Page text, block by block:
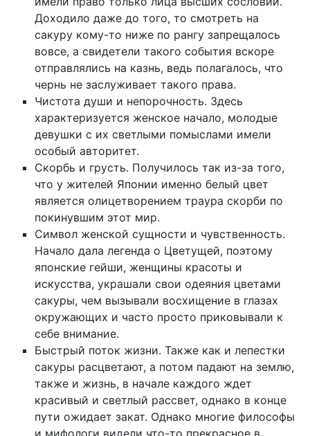
Доходило даже до того, то смотреть на
сакуру кому-то ниже по рангу запрещалось
вовсе, а свидетели такого события вскоре
отправлялись на казнь, ведь полагалось, что
чернь не заслуживает такого права.
Чистота души и непорочность. Здесь
характеризуется женское начало, молодые
девушки с их светлыми помыслами имели
особый авторитет.
Скорбь и грусть. Получилось так из-за того,
что у жителей Японии именно белый цвет
является олицетворением траура скорби по
покинувшим этот мир.
Символ женской сущности и чувственность.
Начало дала легенда о Цветущей, поэтому
японские гейши, женщины красоты и
искусства, украшали свои одеяния цветами
сакуры, чем вызывали восхищение в глазах
окружающих и часто просто приковывали к
себе внимание.
Быстрый поток жизни. Также как и лепестки
сакуры расцветают, а потом падают на землю,
также и жизнь, в начале каждого ждет
красивый и светлый рассвет, однако в конце
пути ожидает закат. Однако многие философы
и мифологи видели что-то прекрасное в